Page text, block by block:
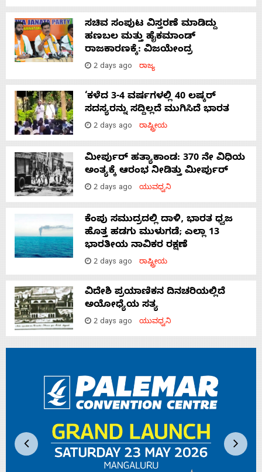
ಸಚಿವ ಸಂಪುಟ ವಿಸ್ತರಣೆ ಮಾಡಿದ್ದು
ಹಣಬಲ ಮತ್ತು ಹೈಕಮಾಂಡ್
ರಾಜಕಾರಣಕ್ಕೆ: ವಿಜಯೇಂದ್ರ
2 days ago ರಾಜ್ಯ
‘ಕಳೆದ 3-4 ವರ್ಷಗಳಲ್ಲಿ 40 ಲಷ್ಕರ್
ಸದಸ್ಯರನ್ನು ಸದ್ದಿಲ್ಲದೆ ಮುಗಿಸಿದೆ ಭಾರತ
2 days ago ರಾಷ್ಟ್ರೀಯ
ಮೀರ್ಪುರ್ ಹತ್ಯಾಕಾಂಡ: 370 ನೇ ವಿಧಿಯ
ಅಂತ್ಯಕ್ಕೆ ಆರಂಭ ನೀಡಿತ್ತು ಮೀರ್ಪುರ್
2 days ago ಯುವಧ್ವನಿ
ಕೆಂಪು ಸಮುದ್ರದಲ್ಲಿ ದಾಳಿ, ಭಾರತ ಧ್ವಜ
ಹೊತ್ತ ಹಡಗು ಮುಳುಗಡೆ; ಎಲ್ಲಾ 13
ಭಾರತೀಯ ನಾವಿಕರ ರಕ್ಷಣೆ
2 days ago ರಾಷ್ಟ್ರೀಯ
ವಿದೇಶಿ ಪ್ರಯಾಣಿಕನ ದಿನಚರಿಯಲ್ಲಿದೆ
ಅಯೋಧ್ಯೆಯ ಸತ್ಯ
2 days ago ಯುವಧ್ವನಿ